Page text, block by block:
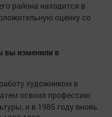
района находится в
оценку со
вы изменили в
художником в
освоил профессию
и в 1985 году вновь